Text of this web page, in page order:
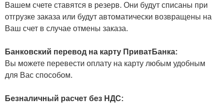
Вашем счете ставятся в резерв. Они будут списаны при
отгрузке заказа или будут автоматически возвращены на
Ваш счет в случае отмены заказа.
Банковский перевод на карту ПриватБанка:
Вы можете перевести оплату на карту любым удобным
для Вас способом.
Безналичный расчет без НДС: